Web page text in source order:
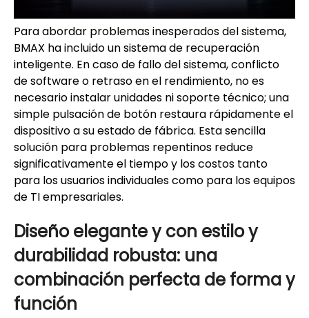
Para abordar problemas inesperados del sistema,
BMAX ha incluido un sistema de recuperación
inteligente. En caso de fallo del sistema, conflicto
de software o retraso en el rendimiento, no es
necesario instalar unidades ni soporte técnico; una
simple pulsación de botón restaura rápidamente el
dispositivo a su estado de fábrica. Esta sencilla
solución para problemas repentinos reduce
significativamente el tiempo y los costos tanto
para los usuarios individuales como para los equipos
de TI empresariales.
Diseño elegante y con estilo y
durabilidad robusta: una
combinación perfecta de forma y
función